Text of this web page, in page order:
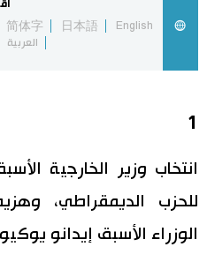
مانغا وأنيمي
الأقسام
أشخاص
اللغة اليابانية تواصل
English
日本語
简体字
العربية
1
انتخاب وزير الخارجية
للحزب الديمقراطي،
الوزراء الأسبق إيدانو